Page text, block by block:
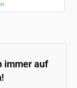
immer auf